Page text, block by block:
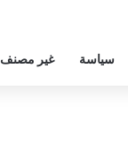
سياسة غير مصنف